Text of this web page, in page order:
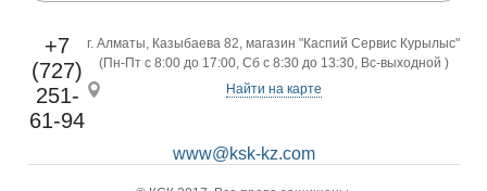
г. Алматы, Казыбаева 82, магазин "Каспий Сервис Курылыс"
(Пн-Пт с 8:00 до 17:00, Сб с 8:30 до 13:30, Вс-выходной )
Найти на карте
+7
(727)
251-
61-94
www@ksk-kz.com